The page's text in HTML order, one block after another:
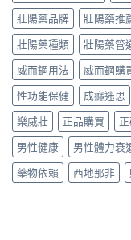
壯陽藥品牌
壯陽藥推
壯陽藥種類
壯陽藥管
威而鋼用法
威而鋼購
性功能保健
成癮迷思
樂威壯
正品購買
男性健康
男性體力衰
藥物依賴
西地那非